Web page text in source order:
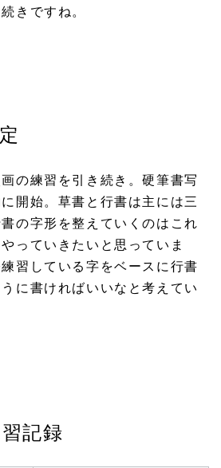
きですね。
の練習を引き続き。硬筆書写
開始。草書と行書は主には三
の字形を整えていくのはこれ
っていきたいと思っていま
習している字をベースに行書
に書ければいいなと考えてい
記録